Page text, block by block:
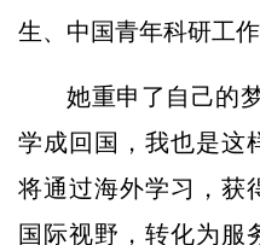
生、中国青年科研工
她重申了自己的
学成回国，我也是这
将通过海外学习，获
国际视野，转化为服